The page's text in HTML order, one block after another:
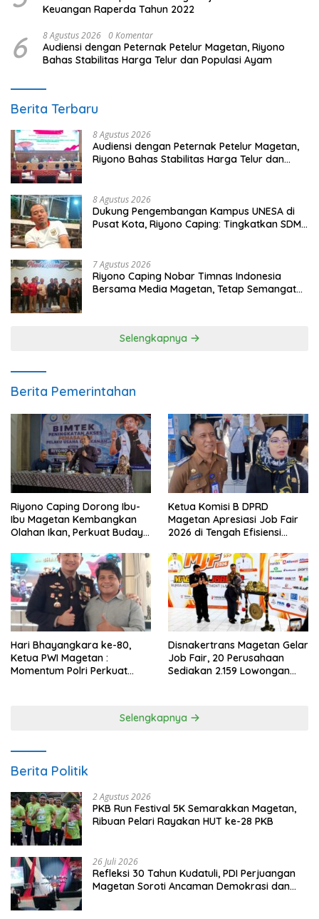
Keuangan Raperda Tahun 2022
6 8 Agustus 2026 0 Komentar
Audiensi dengan Peternak Petelur Magetan, Riyono
Bahas Stabilitas Harga Telur dan Populasi Ayam
Berita Terbaru
8 Agustus 2026
Audiensi dengan Peternak Petelur Magetan,
Riyono Bahas Stabilitas Harga Telur dan
8 Agustus 2026
Dukung Pengembangan Kampus UNESA di
Pusat Kota, Riyono Caping: Tingkatkan SDM
7 Agustus 2026
Riyono Caping Nobar Timnas Indonesia
Bersama Media Magetan, Tetap Semangat
Selengkapnya
Berita Pemerintahan
Riyono Caping Dorong Ibu-
Ibu Magetan Kembangkan
Olahan Ikan, Perkuat Budaya
Ketua Komisi B DPRD
Magetan Apresiasi Job Fair
2026 di Tengah Efisiensi
Hari Bhayangkara ke-80,
Ketua PWI Magetan :
Momentum Polri Perkuat
Disnakertrans Magetan Gelar
Job Fair, 20 Perusahaan
Sediakan 2.159 Lowongan
Selengkapnya
Berita Politik
2 Agustus 2026
PKB Run Festival 5K Semarakkan Magetan,
Ribuan Pelari Rayakan HUT ke-28 PKB
26 Juli 2026
Refleksi 30 Tahun Kudatuli, PDI Perjuangan
Magetan Soroti Ancaman Demokrasi dan